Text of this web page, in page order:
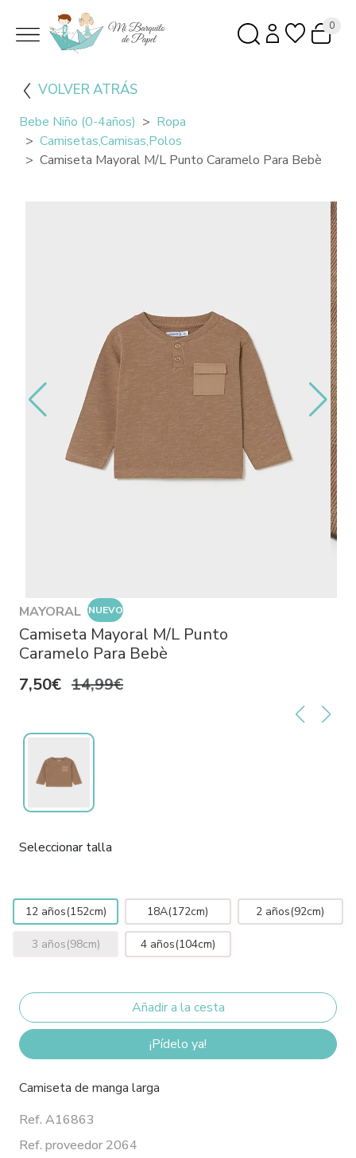
0
VOLVER ATRÁS
Bebe Niño (0-4años)
Ropa
Camisetas,camisas,polos
Camiseta Mayoral M/L Punto Caramelo Para Bebè
MAYORAL NUEVO
Camiseta Mayoral M/L Punto
Caramelo Para Bebè
7,50€ 14,99€
Seleccionar talla
12 años(152cm) 18A(172cm) 2 años(92cm)
3 años(98cm) 4 años(104cm)
¡Pídelo ya!
Camiseta de manga larga
Ref. A16863
Ref. proveedor 2064